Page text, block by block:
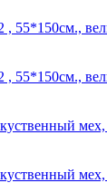
, 55*150см.,
, 55*150см.,